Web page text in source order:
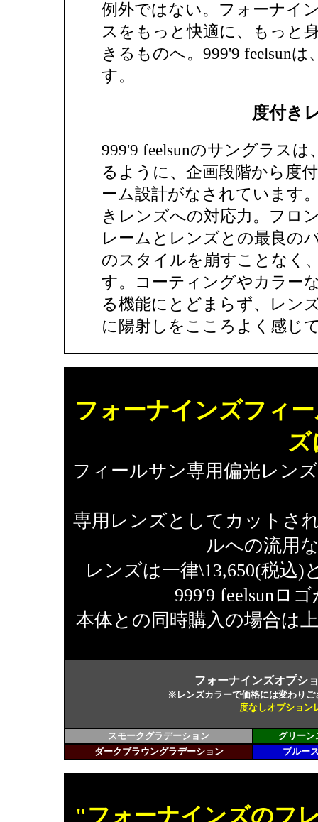
例外ではない。フォーナイ
スをもっと快適に、もっと
きるものへ。999'9 feelsun
す。
度付き
999'9 feelsunのサングラス
るように、企画段階から度
ーム設計がなされています
きレンズへの対応力。フロ
レームとレンズとの最良の
のスタイルを崩すことなく
す。コーティングやカラー
る機能にとどまらず、レン
に陽射しをこころよく感じ
フォーナインズフィ
ズ
フィールサン専用偏光レン
専用レンズとしてカットさ
ルへの流用
レンズは一律\13,650(税込
999'9 feelsunロ
本体との同時購入の場合は
フォーナインズオプシ
※レンズカラーで価格には変わり
度なしオプション
スモークグラデーション
グリーン
ダークブラウングラデーション
ブルー
"フォーナインズのフ